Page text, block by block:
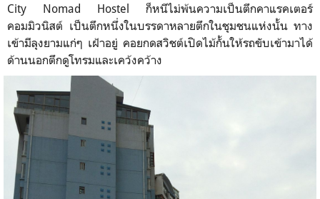
City Nomad Hostel ก็หนีไม่พ้นความเป็นตึกคาแรคเตอร์
คอมมิวนิสต์ เป็นตึกหนึ่งในบรรดาหลายตึกในชุมชนแห่งนั้น ทาง
เข้ามีลุงยามแก่ๆ เฝ้าอยู่ คอยกดสวิชต์เปิดไม้กั้นให้รถขับเข้ามาได้
ด้านนอกตึกดูโทรมและเคว้งคว้าง